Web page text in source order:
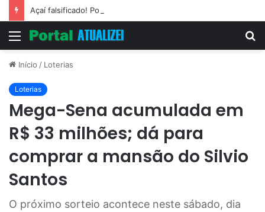
Açaí falsificado! Polícia fecha fábrica em Várzea Grande
Menu
Início / Loterias
Loterias
Mega-Sena acumulada em
R$ 33 milhões; dá para
comprar a mansão do Silvio
Santos
O próximo sorteio acontece neste sábado, dia